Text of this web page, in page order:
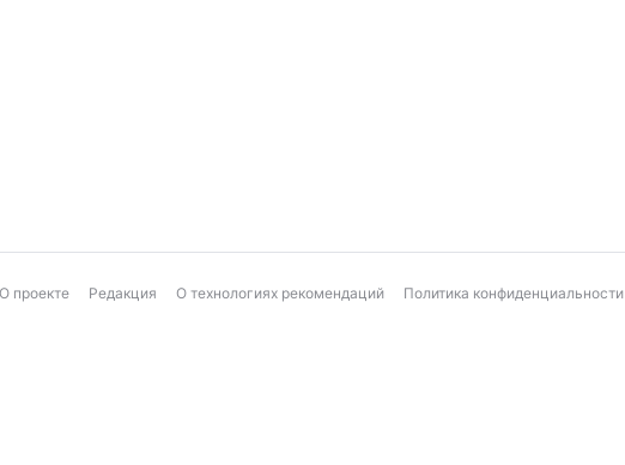
О проекте Редакция О технологиях рекомендаций Политика конфиденциальности